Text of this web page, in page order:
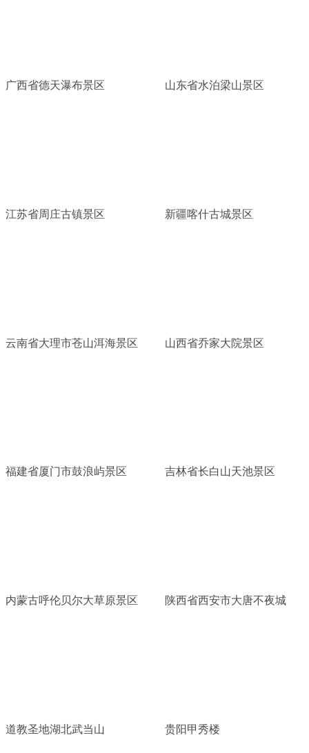
广西省德天瀑布景区 山东省水泊梁山景区
江苏省周庄古镇景区 新疆喀什古城景区
云南省大理市苍山洱海景区 山西省乔家大院景区
福建省厦门市鼓浪屿景区 吉林省长白山天池景区
内蒙古呼伦贝尔大草原景区 陕西省西安市大唐不夜城
道教圣地湖北武当山 贵阳甲秀楼